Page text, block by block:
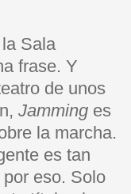
Sala
frase. Y
de unos
Jamming es
la marcha.
es tan
eso. Solo